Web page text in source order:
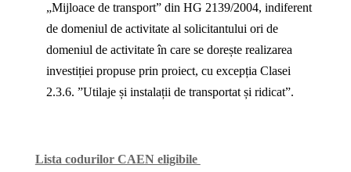
„Mijloace de transport” din HG 2139/2004, indiferent
de domeniul de activitate al solicitantului ori de
domeniul de activitate în care se dorește realizarea
investiției propuse prin proiect, cu excepția Clasei
2.3.6. ”Utilaje și instalații de transportat și ridicat”.
Lista codurilor CAEN eligibile